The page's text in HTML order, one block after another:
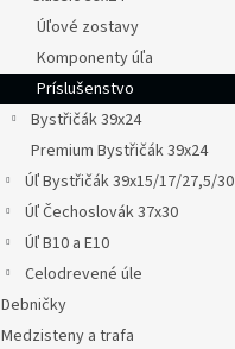
Úľové zostavy
Komponenty úľa
Príslušenstvo
Bystřičák 39x24
Premium Bystřičák 39x24
Úľ Bystřičák 39x15/17/27,5/30
Úľ Čechoslovák 37x30
Úľ B10 a E10
Celodrevené úle
Debničky
Medzisteny a trafa